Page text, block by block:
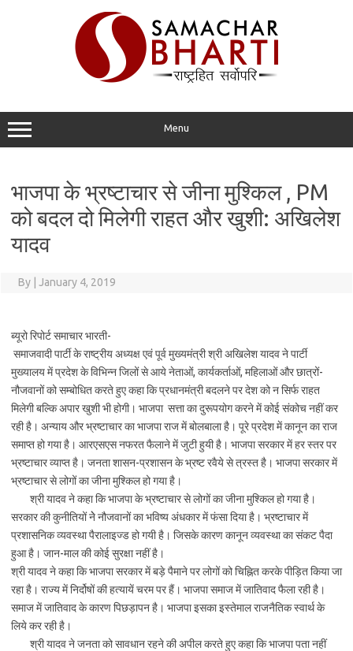
Menu
भाजपा के भ्रष्टाचार से जीना मुश्किल , PM
को बदल दो मिलेगी राहत और खुशी: अखिलेश
यादव
By January 4, 2019
ब्यूरो रिपोर्ट समाचार भारती-
समाजवादी पार्टी के राष्ट्रीय अध्यक्ष एवं पूर्व मुख्यमंत्री श्री अखिलेश यादव ने पार्टी
मुख्यालय में प्रदेश के विभिन्न जिलों से आये नेताओं, कार्यकर्ताओं, महिलाओं और छात्रों-
नौजवानों को सम्बोधित करते हुए कहा कि प्रधानमंत्री बदलने पर देश को न सिर्फ राहत
मिलेगी बल्कि अपार खुशी भी होगी। भाजपा सत्ता का दुरूपयोग करने में कोई संकोच नहीं कर
रही है। अन्याय और भ्रष्टाचार का भाजपा राज में बोलबाला है। पूरे प्रदेश में कानून का राज
समाप्त हो गया है। आरएसएस नफरत फैलाने में जुटी हुयी है। भाजपा सरकार में हर स्तर पर
भ्रष्टाचार व्याप्त है। जनता शासन-प्रशासन के भ्रष्ट रवैये से त्रस्त है। भाजपा सरकार में
भ्रष्टाचार से लोगों का जीना मुश्किल हो गया है।
श्री यादव ने कहा कि भाजपा के भ्रष्टाचार से लोगों का जीना मुश्किल हो गया है।
सरकार की कुनीतियों नेे नौजवानों का भविष्य अंधकार में फंसा दिया है। भ्रष्टाचार में
प्रशासनिक व्यवस्था पैरालाइज्ड हो गयी है। जिसके कारण कानून व्यवस्था का संकट पैदा
हुआ है। जान-माल की कोई सुरक्षा नहीं है।
श्री यादव ने कहा कि भाजपा सरकार में बड़े पैमाने पर लोगों को चिह्नित करके पीड़ित किया जा
रहा है। राज्य में निर्दोषों की हत्यायें चरम पर हैं। भाजपा समाज में जातिवाद फैला रही है।
समाज में जातिवाद के कारण पिछड़ापन है। भाजपा इसका इस्तेमाल राजनैतिक स्वार्थ के
लिये कर रही है।
श्री यादव ने जनता को सावधान रहने की अपील करते हुए कहा कि भाजपा पता नहीं